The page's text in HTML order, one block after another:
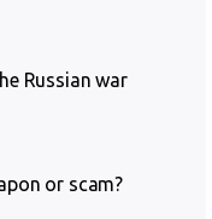
Russian war
or scam?